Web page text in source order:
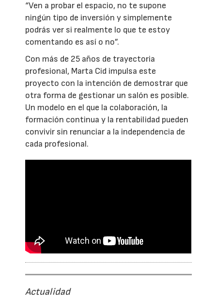
“Ven a probar el espacio, no te supone
ningún tipo de inversión y simplemente
podrás ver si realmente lo que te estoy
comentando es así o no”.
Con más de 25 años de trayectoria
profesional, Marta Cid impulsa este
proyecto con la intención de demostrar que
otra forma de gestionar un salón es posible.
Un modelo en el que la colaboración, la
formación continua y la rentabilidad pueden
convivir sin renunciar a la independencia de
cada profesional.
Actualidad